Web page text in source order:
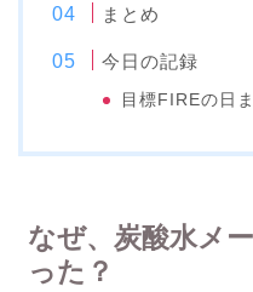
まとめ
今日の記録
目標FIREの日
なぜ、炭酸水メ
った？